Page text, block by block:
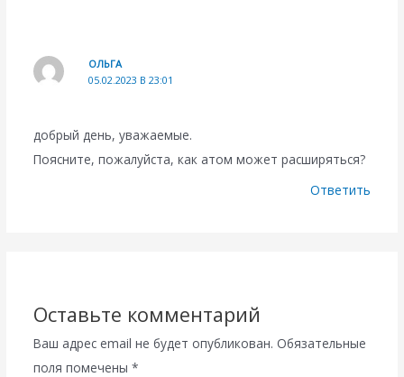
ОЛЬГА
05.02.2023 В 23:01
добрый день, уважаемые.
Поясните, пожалуйста, как атом может расширяться?
Ответить
Оставьте комментарий
Ваш адрес email не будет опубликован. Обязательные
поля помечены *